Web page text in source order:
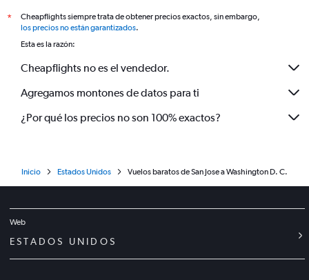
*
Cheapflights siempre trata de obtener precios exactos, sin embargo,
los precios no están garantizados.
Esta es la razón:
Cheapflights no es el vendedor.
Agregamos montones de datos para ti
¿Por qué los precios no son 100% exactos?
Inicio Estados Unidos Vuelos baratos de San Jose a Washington D. C.
Web
ESTADOS UNIDOS